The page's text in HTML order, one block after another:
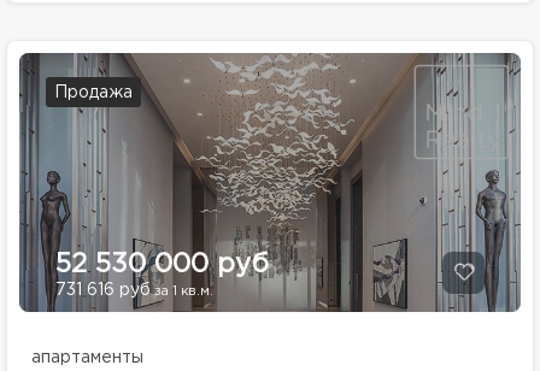
Продажа
52 530 000 руб
731 616 руб за 1 кв.м.
апартаменты